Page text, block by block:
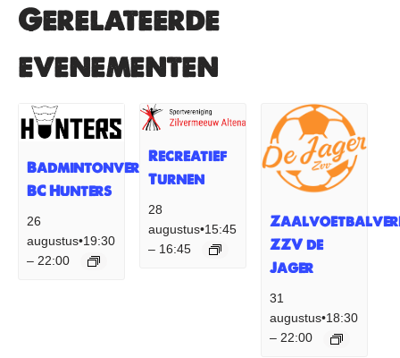
Gerelateerde
evenementen
Badmintonvereniging
BC Hunters
26
augustus•19:30
– 22:00
Recreatief
Turnen
28
augustus•15:45
– 16:45
ZZV de
Jager
31
augustus•18:30
–22:00